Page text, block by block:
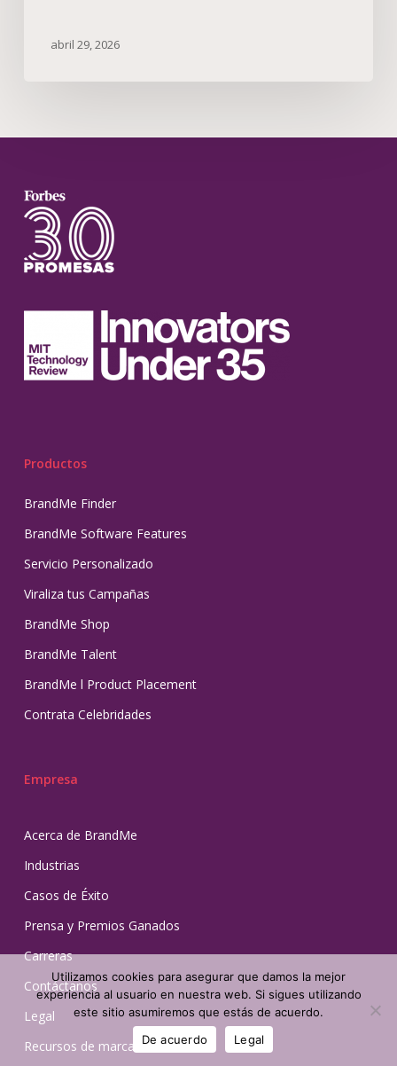
abril 29, 2026
Productos
BrandMe Finder
BrandMe Software Features
Servicio Personalizado
Viraliza tus Campañas
BrandMe Shop
BrandMe Talent
BrandMe l Product Placement
Contrata Celebridades
Empresa
Acerca de BrandMe
Industrias
Casos de Éxito
Prensa y Premios Ganados
Carreras
Contáctanos
Legal
Recursos de marca
Utilizamos cookies para asegurar que damos la mejor
experiencia al usuario en nuestra web. Si sigues utilizando
este sitio asumiremos que estás de acuerdo.
De acuerdo
Legal